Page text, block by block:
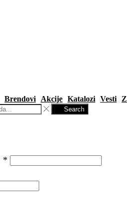
Brendovi Akcije Katalozi Vesti
Search
*